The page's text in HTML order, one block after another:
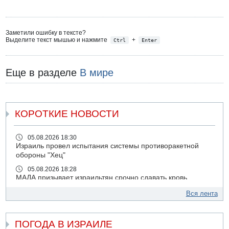
Заметили ошибку в тексте?
Выделите текст мышью и нажмите
Ctrl + Enter
Еще в разделе В мире
КОРОТКИЕ НОВОСТИ
05.08.2026 18:30
Израиль провел испытания системы противоракетной
обороны "Хец"
05.08.2026 18:28
МАДА призывает израильтян срочно сдавать кровь
Бывший посол Израиля в ООН Гилад Эрдан объявит в
05.08.2026 13:49
Вся лента
ПОГОДА В ИЗРАИЛЕ